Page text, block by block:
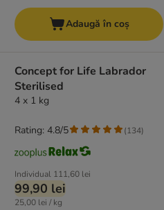
Adaugă în coș
Concept for Life Labrador
Sterilised
4 x 1 kg
Individual 111,60 lei
99,90 lei
25,00 lei / kg
Rating: 4.8/5 (134)